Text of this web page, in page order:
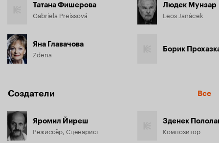
Татана Фишерова
Gabriela Preissová
Яна Главачова
Zdena
Людек Мунзар
Leos Janácek
Борик
Создатели Все
Яромил Йиреш
Режиссёр, Сценарист
Зденек
Композитор